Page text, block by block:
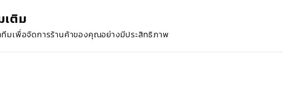
เติม
มเพื่อจัดการร้านค้าของคุณอย่างมีประสิทธิภาพ